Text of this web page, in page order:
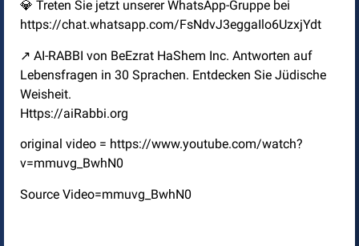
💎 Treten Sie jetzt unserer WhatsApp-Gruppe bei
https://chat.whatsapp.com/FsNdvJ3eggaIlo6UzxjYdt
↗️ AI-RABBI von BeEzrat HaShem Inc. Antworten auf
Lebensfragen in 30 Sprachen. Entdecken Sie Jüdische
Weisheit.
Https://aiRabbi.org
original video = https://www.youtube.com/watch?
v=mmuvg_BwhN0
Source Video=mmuvg_BwhN0